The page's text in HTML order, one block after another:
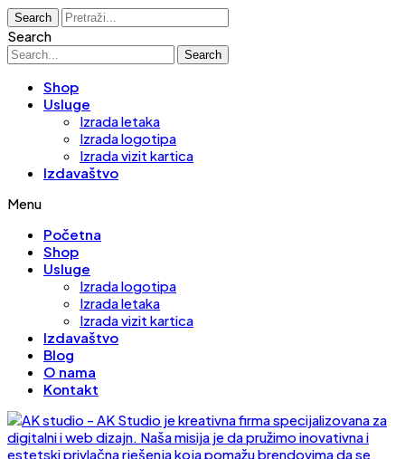
Search
Search
Search
Shop
Usluge
Izrada letaka
Izrada logotipa
Izrada vizit kartica
Izdavaštvo
Menu
Početna
Shop
Usluge
Izrada logotipa
Izrada letaka
Izrada vizit kartica
Izdavaštvo
Blog
O nama
Kontakt